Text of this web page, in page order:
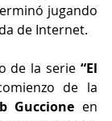
jugando
de Internet.
de la serie “El
de la
Guccione